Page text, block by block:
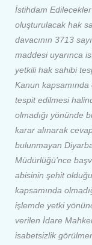
İstihdam
oluşturulacak hak
davacının 3713
maddesi uyarınca
yetkili hak sahibi
Kanun kapsamında
tespit edilmesi
olmadığı yönünde
karar alınarak
bulunmayan
Müdürlüğü’nce
abisinin şehit
kapsamında
işlemde yetki
verilen İdare
isabetsizlik